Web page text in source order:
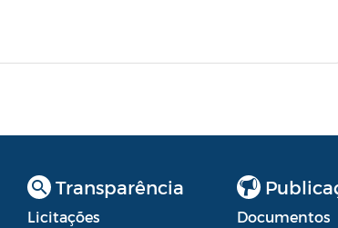
Transparência
Licitações
Documentos